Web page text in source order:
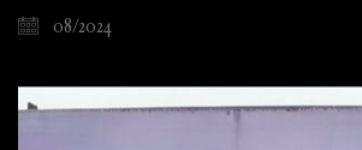
08/2024